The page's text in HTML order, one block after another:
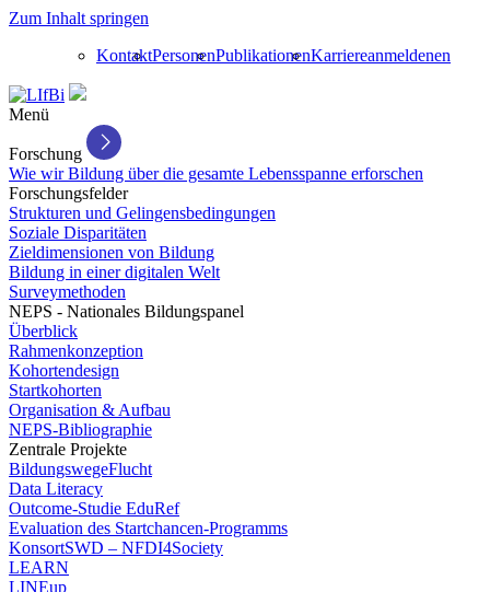
Zum Inhalt springen
KontaktPersonenPublikationenKarriereanmeldenen
Menü
Forschung
Wie wir Bildung über die gesamte Lebensspanne erforschen
Forschungsfelder
Strukturen und Gelingensbedingungen
Soziale Disparitäten
Zieldimensionen von Bildung
Bildung in einer digitalen Welt
Surveymethoden
NEPS - Nationales Bildungspanel
Überblick
Rahmenkonzeption
Kohortendesign
Startkohorten
Organisation & Aufbau
NEPS-Bibliographie
Zentrale Projekte
BildungswegeFlucht
Data Literacy
Outcome-Studie EduRef
Evaluation des Startchancen-Programms
KonsortSWD – NFDI4Society
LEARN
LINEup